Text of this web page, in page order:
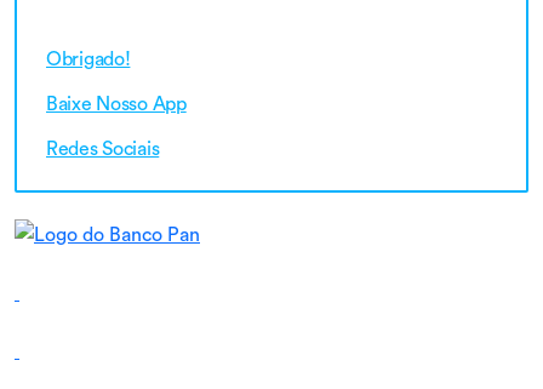
Obrigado!
Baixe Nosso App
Redes Sociais